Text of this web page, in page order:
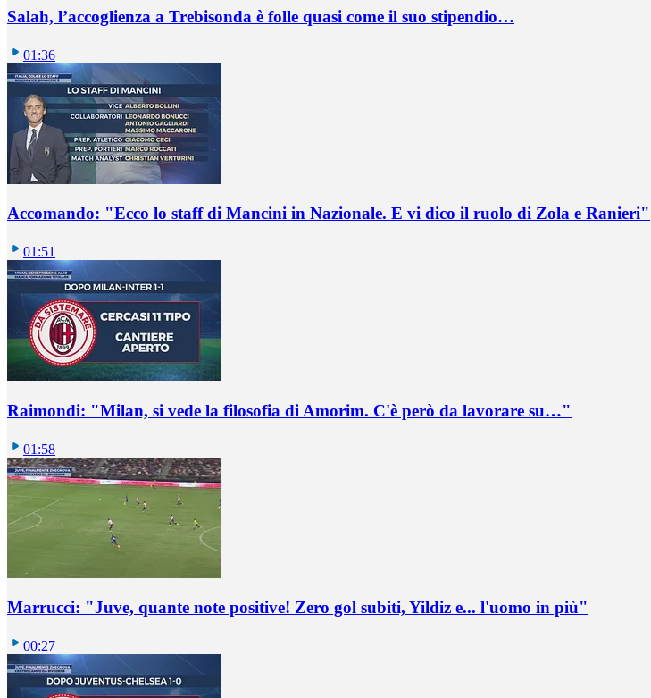
Salah, l’accoglienza a Trebisonda è folle quasi come il suo stipendio…
01:36
Accomando: "Ecco lo staff di Mancini in Nazionale. E vi dico il ruolo di Zola e Ranieri"
01:51
Raimondi: "Milan, si vede la filosofia di Amorim. C'è però da lavorare su…"
01:58
Marrucci: "Juve, quante note positive! Zero gol subiti, Yildiz e... l'uomo in più"
00:27